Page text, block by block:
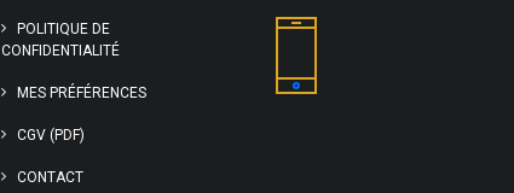
POLITIQUE DE
CONFIDENTIALITÉ
MES PRÉFÉRENCES
CGV (PDF)
CONTACT